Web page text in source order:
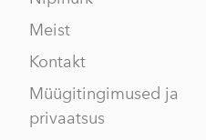
Meist
Kontakt
Müügitingimused ja
privaatsus